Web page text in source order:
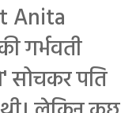
Anita
गर्भवती
सोचकर पति